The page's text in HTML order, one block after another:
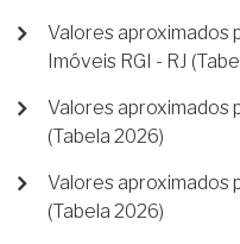
Valores aproximados
Imóveis RGI - RJ
Valores aproximados
(Tabela 2026)
Valores aproximados
(Tabela 2026)